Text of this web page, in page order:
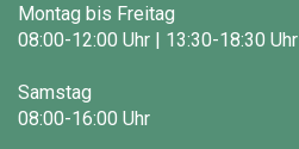
Montag bis Freitag
08:00-12:00 Uhr | 13:30-18:30 Uhr
Samstag
08:00-16:00 Uhr